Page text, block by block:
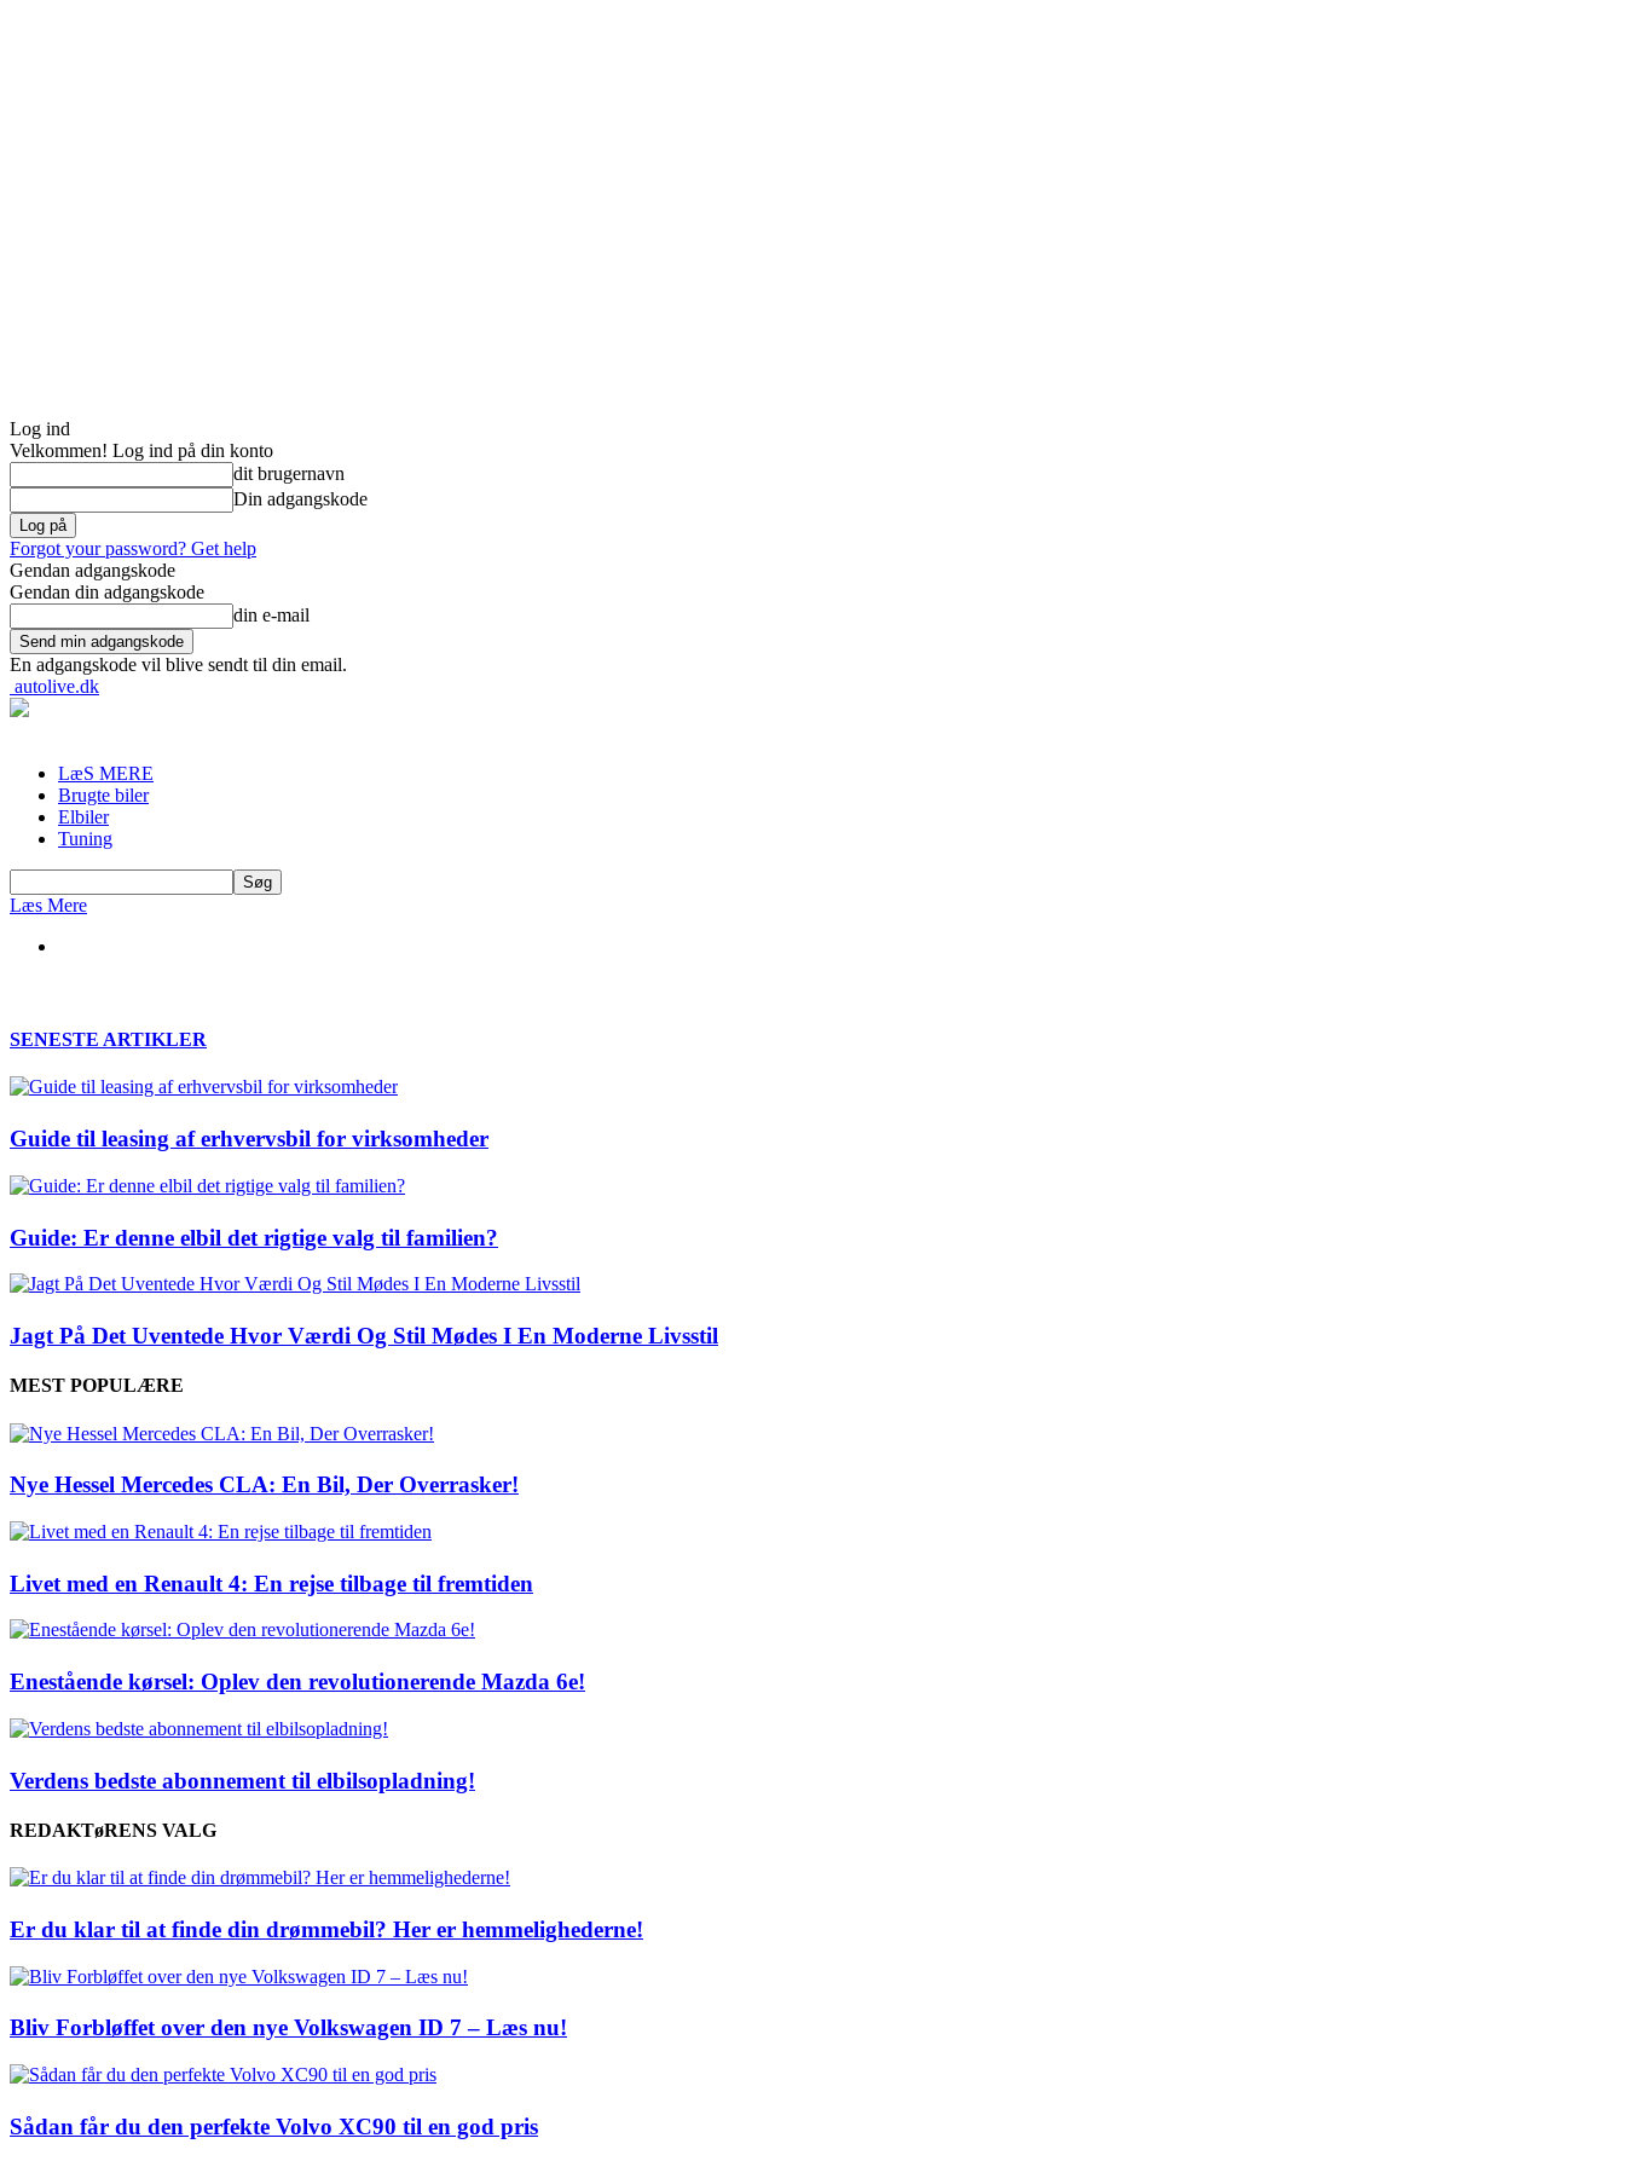
Log ind
Velkommen! Log ind på din konto
dit brugernavn
Din adgangskode
Forgot your password? Get help
Gendan adgangskode
Gendan din adgangskode
din e-mail
En adgangskode vil blive sendt til din email.
autolive.dk
LæS MERE
Brugte biler
Elbiler
Tuning
Læs Mere
SENESTE ARTIKLER
Guide til leasing af erhvervsbil for virksomheder
Guide: Er denne elbil det rigtige valg til familien?
Jagt På Det Uventede Hvor Værdi Og Stil Mødes I En Moderne Livsstil
MEST POPULÆRE
Nye Hessel Mercedes CLA: En Bil, Der Overrasker!
Livet med en Renault 4: En rejse tilbage til fremtiden
Enestående kørsel: Oplev den revolutionerende Mazda 6e!
Verdens bedste abonnement til elbilsopladning!
REDAKTøRENS VALG
Er du klar til at finde din drømmebil? Her er hemmelighederne!
Bliv Forbløffet over den nye Volkswagen ID 7 – Læs nu!
Sådan får du den perfekte Volvo XC90 til en god pris